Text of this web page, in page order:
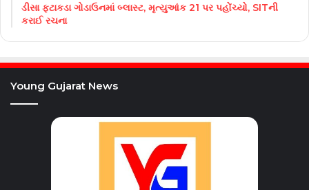
ડીસા ફટાકડા ગોડાઉનમાં બ્લાસ્ટ, મૃત્યુઆંક 21 પર પહોંચ્યો, SITની
કરાઈ રચના
Young Gujarat News